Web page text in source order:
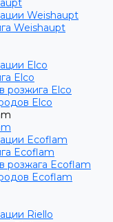
Weishaupt
Weishaupt
Elco
Elco
розжига Elco
Elco
Ecoflam
Ecoflam
розжага Ecoflam
Ecoflam
Riello